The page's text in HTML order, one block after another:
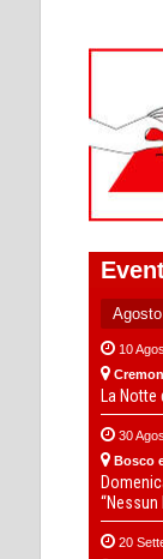
10
La Notte
30
Bosco
“Nessun
20